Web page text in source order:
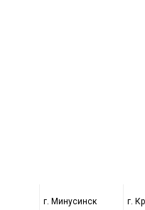
г. Минусинск
г.